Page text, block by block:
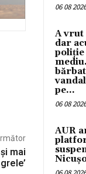
mai
grele’
06 08 2026
A vrut
dar
poliție
pe...
06 08 2026
AUR